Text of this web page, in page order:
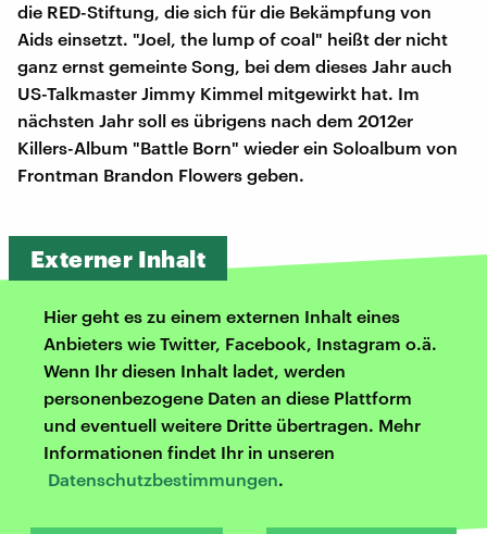
die RED-Stiftung, die sich für die Bekämpfung von
Aids einsetzt. "Joel, the lump of coal" heißt der nicht
ganz ernst gemeinte Song, bei dem dieses Jahr auch
US-Talkmaster Jimmy Kimmel mitgewirkt hat. Im
nächsten Jahr soll es übrigens nach dem 2012er
Killers-Album "Battle Born" wieder ein Soloalbum von
Frontman Brandon Flowers geben.
Externer Inhalt
Hier geht es zu einem externen Inhalt eines
Anbieters wie Twitter, Facebook, Instagram o.ä.
Wenn Ihr diesen Inhalt ladet, werden
personenbezogene Daten an diese Plattform
und eventuell weitere Dritte übertragen. Mehr
Informationen findet Ihr in unseren
Datenschutzbestimmungen.